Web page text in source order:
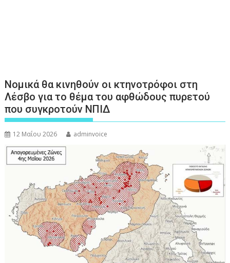
Νομικά θα κινηθούν οι κτηνοτρόφοι στη
Λέσβο για το θέμα του αφθώδους πυρετού
που συγκροτούν ΝΠΙΔ
12 Μαΐου 2026 adminvoice